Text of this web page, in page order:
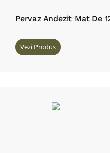
Pervaz Andezit Mat De
Vezi Produs